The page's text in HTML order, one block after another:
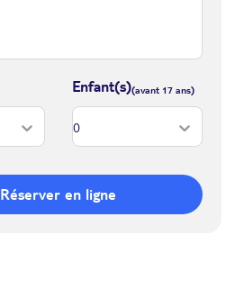
Enfant(s)
Réserver en ligne